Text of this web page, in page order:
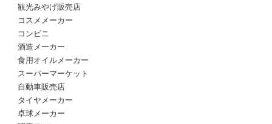
観光みやげ販売店
コスメメーカー
コンビニ
酒造メーカー
食用オイルメーカー
スーパーマーケット
自動車販売店
タイヤメーカー
卓球メーカー